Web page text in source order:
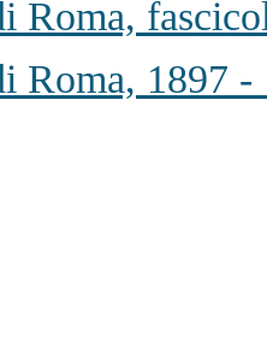
Roma,
Roma, 1897